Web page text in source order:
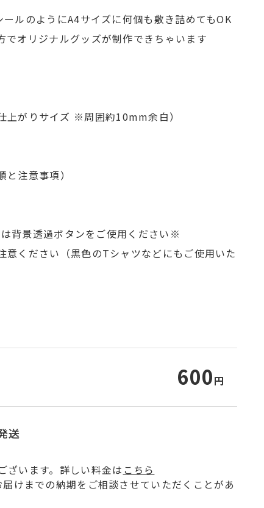
ルのようにA4サイズに何個も敷き詰めてもOK
オリジナルグッズが制作できちゃいます
がりサイズ ※周囲約10mm余白）
注意事項）
背景透過ボタンをご使用ください※
意ください（黒色のTシャツなどにもご使用いた
600円
送
ざいます。詳しい料金は こちら
けまでの納期をご相談させていただくことがあ